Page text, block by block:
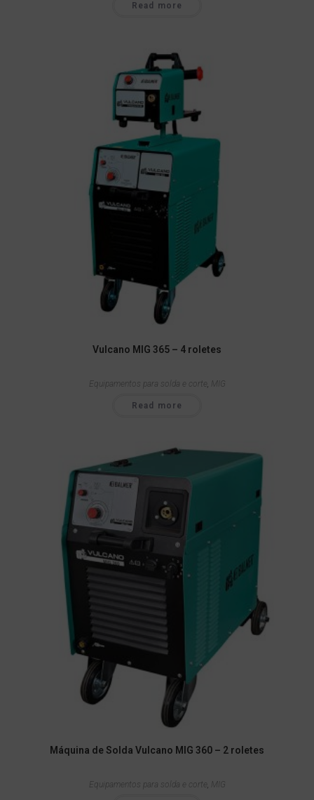
Read more
Vulcano MIG 365 – 4 roletes
Equipamentos para solda e corte, MIG
Read more
Máquina de Solda Vulcano MIG 360 – 2 roletes
Equipamentos para solda e corte MIG